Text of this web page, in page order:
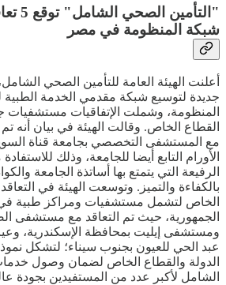
شبكة المنظومة في مصر
جديدة لتوسيع شبكة مقدمي الخدمة الطبية
المنظومة، وشملت الإتفاقيات مستشفيات
القطاع الخاص. وقالت الهيئة في بيان أنه تم
مع المستشفى التخصصي بجامعة قناة
الأورام التابع أيضا للجامعة، وذلك
الرفيعة التي يتمتع بها أساتذة الجامعة
بالكفاءة والتميز. وتوسعت الهيئة في
الخاص لتشمل مستشفيات ومراكز طبية
ومستشفى إيليت بمحافظة الإسكندرية،
عبد الحي للعيون بجنوب سيناء؛ لتشكل
الدولة والقطاع الخاص لضمان وصول
الشامل لأكبر عدد من المستفيدين بجودة